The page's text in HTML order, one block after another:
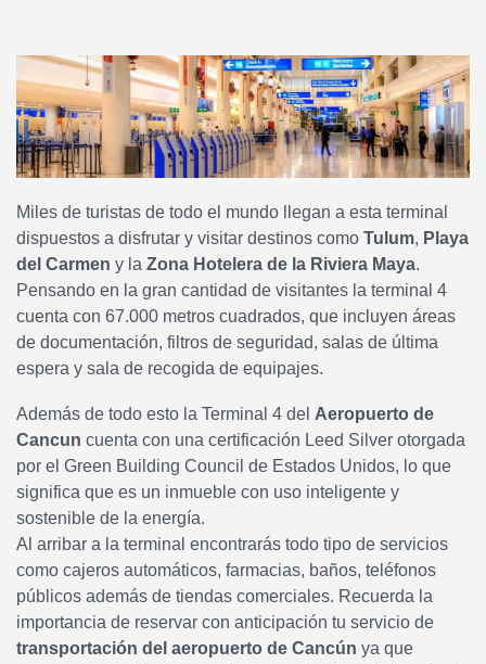
Miles de turistas de todo el mundo llegan a esta terminal
dispuestos a disfrutar y visitar destinos como Tulum, Playa
del Carmen y la Zona Hotelera de la Riviera Maya.
Pensando en la gran cantidad de visitantes la terminal 4
cuenta con 67.000 metros cuadrados, que incluyen áreas
de documentación, filtros de seguridad, salas de última
espera y sala de recogida de equipajes.
Además de todo esto la Terminal 4 del Aeropuerto de
Cancun cuenta con una certificación Leed Silver otorgada
por el Green Building Council de Estados Unidos, lo que
significa que es un inmueble con uso inteligente y
sostenible de la energía.
Al arribar a la terminal encontrarás todo tipo de servicios
como cajeros automáticos, farmacias, baños, teléfonos
públicos además de tiendas comerciales. Recuerda la
importancia de reservar con anticipación tu servicio de
transportación del aeropuerto de Cancún ya que